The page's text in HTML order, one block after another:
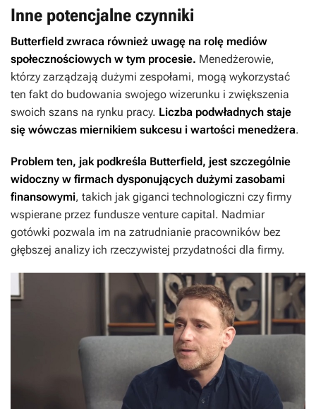
Inne potencjalne czynniki
Butterfield zwraca również uwagę na rolę mediów
społecznościowych w tym procesie. Menedżerowie,
którzy zarządzają dużymi zespołami, mogą wykorzystać
ten fakt do budowania swojego wizerunku i zwiększenia
swoich szans na rynku pracy. Liczba podwładnych staje
się wówczas miernikiem sukcesu i wartości menedżera.
Problem ten, jak podkreśla Butterfield, jest szczególnie
widoczny w firmach dysponujących dużymi zasobami
finansowymi, takich jak giganci technologiczni czy firmy
wspierane przez fundusze venture capital. Nadmiar
gotówki pozwala im na zatrudnianie pracowników bez
głębszej analizy ich rzeczywistej przydatności dla firmy.